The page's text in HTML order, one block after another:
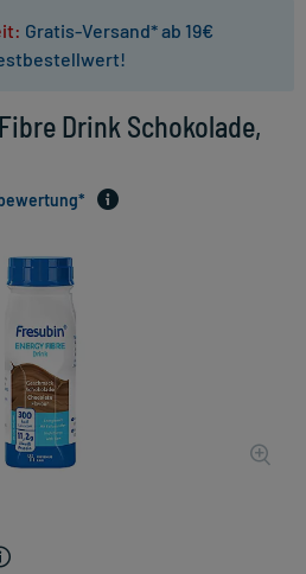
Gratis-Versand* ab 19€
Drink Schokolade,